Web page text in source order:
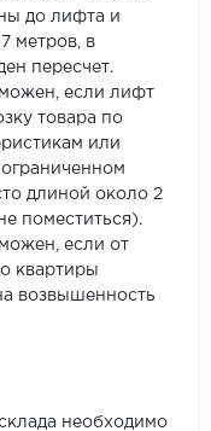
до лифта и
метров, в
пересчет.
если лифт
товара по
или
длиной около 2
поместиться).
если от
квартиры
возвышенность
необходимо